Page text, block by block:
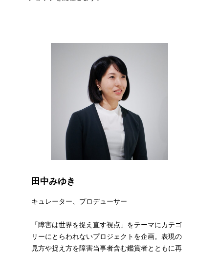
田中みゆき
キュレーター、プロデューサー
「障害は世界を捉え直す視点」をテーマにカテゴ
リーにとらわれないプロジェクトを企画。表現の
見方や捉え方を障害当事者含む鑑賞者とともに再